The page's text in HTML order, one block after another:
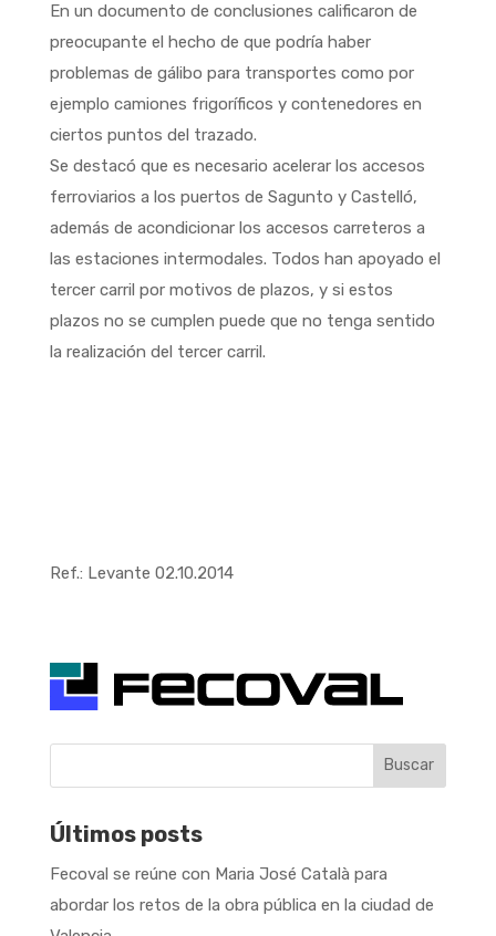
En un documento de conclusiones calificaron de
preocupante el hecho de que podría haber
problemas de gálibo para transportes como por
ejemplo camiones frigoríficos y contenedores en
ciertos puntos del trazado.
Se destacó que es necesario acelerar los accesos
ferroviarios a los puertos de Sagunto y Castelló,
además de acondicionar los accesos carreteros a
las estaciones intermodales. Todos han apoyado el
tercer carril por motivos de plazos, y si estos
plazos no se cumplen puede que no tenga sentido
la realización del tercer carril.
Ref.: Levante 02.10.2014
Buscar
Últimos posts
Fecoval se reúne con Maria José Català para
abordar los retos de la obra pública en la ciudad de